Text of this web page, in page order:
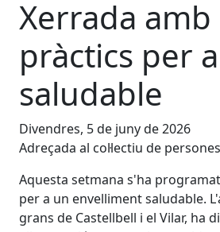
Xerrada
pràctics per
saludable
Divendres, 5 de juny de 2026
Adreçada al col·lectiu de
Aquesta setmana s'ha
per a un envelliment saludable.
grans de Castellbell i el Vilar, ha